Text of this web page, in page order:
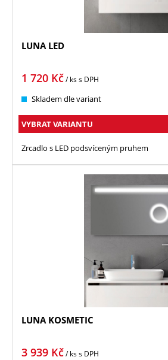
LUNA LED
1 720 Kč/ kss DPH
Skladem dle variant
VYBRAT VARIANTU
Zrcadlo s LED podsvíceným pruhem
LUNA KOSMETIC
3 939 Kč/ kss DPH